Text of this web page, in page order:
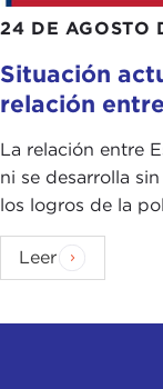
24 DE AGOSTO
Situación
relación
La relación entre
ni se desarrolla
los logros de la
Leer